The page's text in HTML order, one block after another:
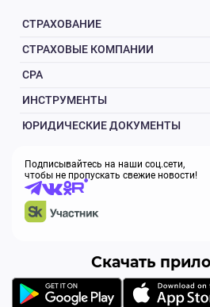
СТРАХОВАНИЕ
СТРАХОВЫЕ КОМПАНИИ
CPA
ИНСТРУМЕНТЫ
ЮРИДИЧЕСКИЕ ДОКУМЕНТЫ
Подписывайтесь на наши соц.сети,
чтобы не пропускать свежие новости!
Скачать